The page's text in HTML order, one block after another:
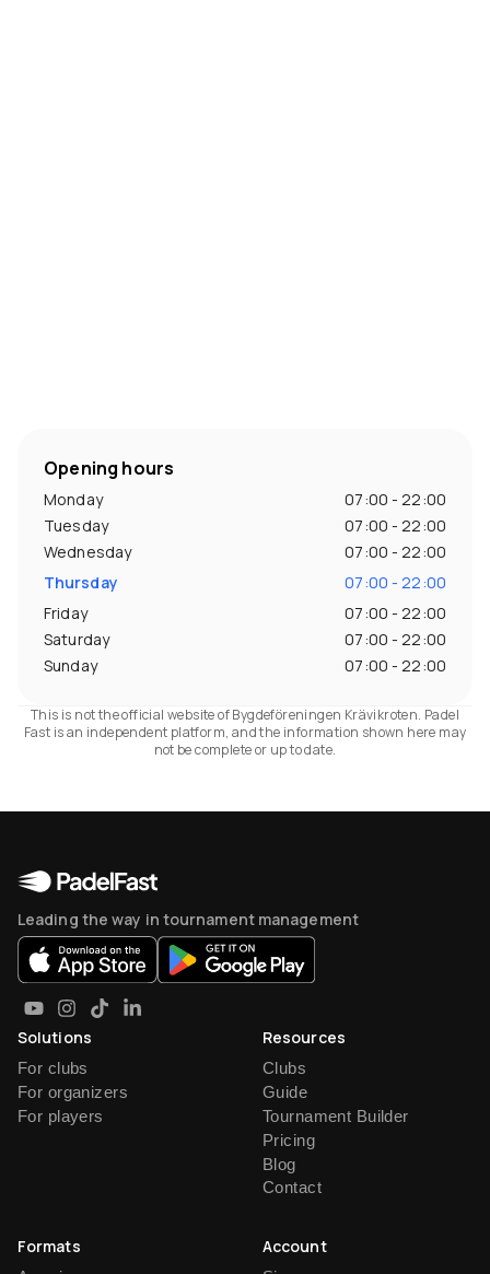
Opening hours
Monday
07:00 - 22:00
Tuesday
07:00 - 22:00
Wednesday
07:00 - 22:00
Thursday
07:00 - 22:00
Friday
07:00 - 22:00
Saturday
07:00 - 22:00
Sunday
07:00 - 22:00
This is not the official website of Bygdeföreningen Krävikroten. Padel
Fast is an independent platform, and the information shown here may
not be complete or up to date.
Leading the way in tournament management
Solutions
For clubs
For organizers
For players
Resources
Clubs
Guide
Tournament Builder
Pricing
Blog
Contact
Formats Account